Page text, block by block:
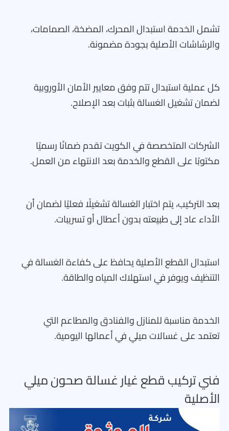
تشمل الخدمة استبدال المحرك، المضخة، الصمامات،
والرشاشات الأصلية بجودة مضمونة.
كل عملية استبدال تتم وفق معايير الأمان الأوروبية
لضمان تشغيل الغسالة بثبات بعد الإصلاح.
الشركات المتخصصة في الكويت تقدم ضمانًا رسميًا
مكتوبًا على القطع والخدمة بعد الانتهاء من العمل.
بعد التركيب، يتم اختبار الغسالة تشغيلًا فعليًا لضمان أن
الأداء عاد إلى طبيعته بدون أعطال أو تسريبات.
استبدال القطع الأصلية يحافظ على كفاءة الغسالة في
التنظيف ويوفر في استهلاك المياه والطاقة.
الخدمة مناسبة للمنازل والفنادق والمطاعم التي
تعتمد على غسالات ميلي في أعمالها اليومية.
فني تركيب قطع غيار غسالة صحون ميلي
الأصلية